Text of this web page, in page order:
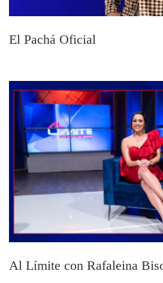
El Pachá Oficial
Al Límite con Rafaleina